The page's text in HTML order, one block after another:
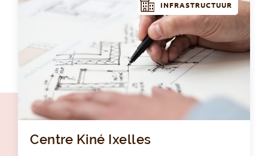
INFRASTRUCTUUR
Centre Kiné Ixelles